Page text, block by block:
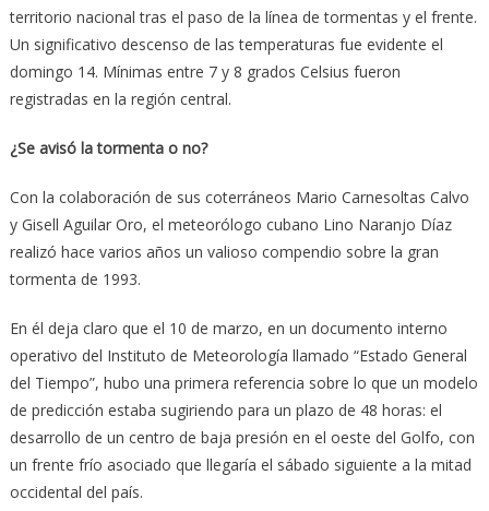
territorio nacional tras el paso de la línea de tormentas y el frente.
Un significativo descenso de las temperaturas fue evidente el
domingo 14. Mínimas entre 7 y 8 grados Celsius fueron
registradas en la región central.
¿Se avisó la tormenta o no?
Con la colaboración de sus coterráneos Mario Carnesoltas Calvo
y Gisell Aguilar Oro, el meteorólogo cubano Lino Naranjo Díaz
realizó hace varios años un valioso compendio sobre la gran
tormenta de 1993.
En él deja claro que el 10 de marzo, en un documento interno
operativo del Instituto de Meteorología llamado “Estado General
del Tiempo”, hubo una primera referencia sobre lo que un modelo
de predicción estaba sugiriendo para un plazo de 48 horas: el
desarrollo de un centro de baja presión en el oeste del Golfo, con
un frente frío asociado que llegaría el sábado siguiente a la mitad
occidental del país.